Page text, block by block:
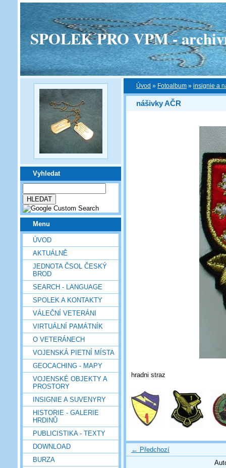
SPOLEK PRO VPM -
Vyhledat
Menu
ÚVOD
AKTUÁLNĚ
JEDNOTA ČSOL ČESKÝ
BROD
SEARCH - LANGUAGE
SPOLEK A KONTAKTY
VÁLEČNÍ VETERÁNI
VIRTUÁLNÍ PAMÁTNÍK
O VETERÁNECH
VOJENSKÁ PIETNÍ MÍSTA
GEOCACHING - MAPY
VOJENSKÉ OBJEKTY A
PROSTORY
INSIGNIE A SUVENYRY
HISTORIE - GALERIE
HRDINŮ
PUBLICISTIKA - TEXTY
DOWNLOAD
BURZA
Úvod » Fotoalbum » insignie a
nášivky AČR
hradni straz
← Předchozí